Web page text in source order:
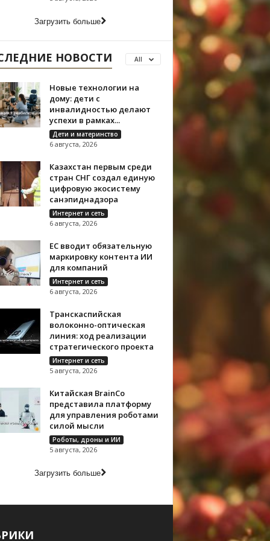
Загрузить больше
НОВОСТИ All
Новые технологии на
дому: дети с
инвалидностью делают
успехи в рамках...
Дети и материнство
6 августа, 2026
Казахстан первым среди
стран СНГ создал единую
цифровую экосистему
санэпиднадзора
Интернет и сеть
6 августа, 2026
ЕС вводит обязательную
маркировку контента ИИ
для компаний
Интернет и сеть
6 августа, 2026
Транскаспийская
волоконно-оптическая
линия: ход реализации
стратегического проекта
Интернет и сеть
5 августа, 2026
Китайская BrainCo
представила платформу
для управления роботами
силой мысли
Роботы, дроны и ИИ
5 августа, 2026
Загрузить больше